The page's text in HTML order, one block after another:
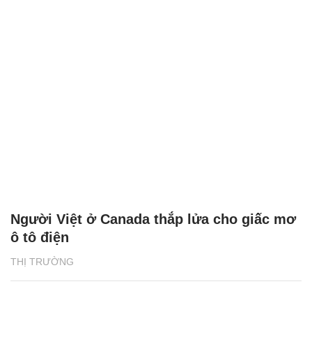
THỊ TRƯỜNG
Người Việt ở Canada thắp lửa cho giấc mơ
ô tô điện